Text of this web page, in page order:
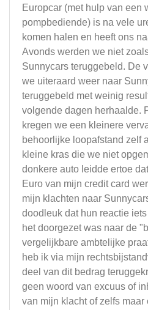
Europcar (met hulp van een
pompbediende) is na vele
komen halen en heeft ons
Avonds werden we niet
Sunnycars teruggebeld. De
we uiteraard weer naar
teruggebeld met weinig
volgende dagen herhaalde.
kregen we een kleinere
behoorlijke loopafstand zelf
kleine kras die we niet
donkere auto leidde ertoe
Euro van mijn credit card
mijn klachten naar
doodleuk dat hun reactie
het doorgezet was naar de
vergelijkbare ambtelijke
heb ik via mijn
deel van dit bedrag
geen woord van excuus of
van mijn klacht of zelfs